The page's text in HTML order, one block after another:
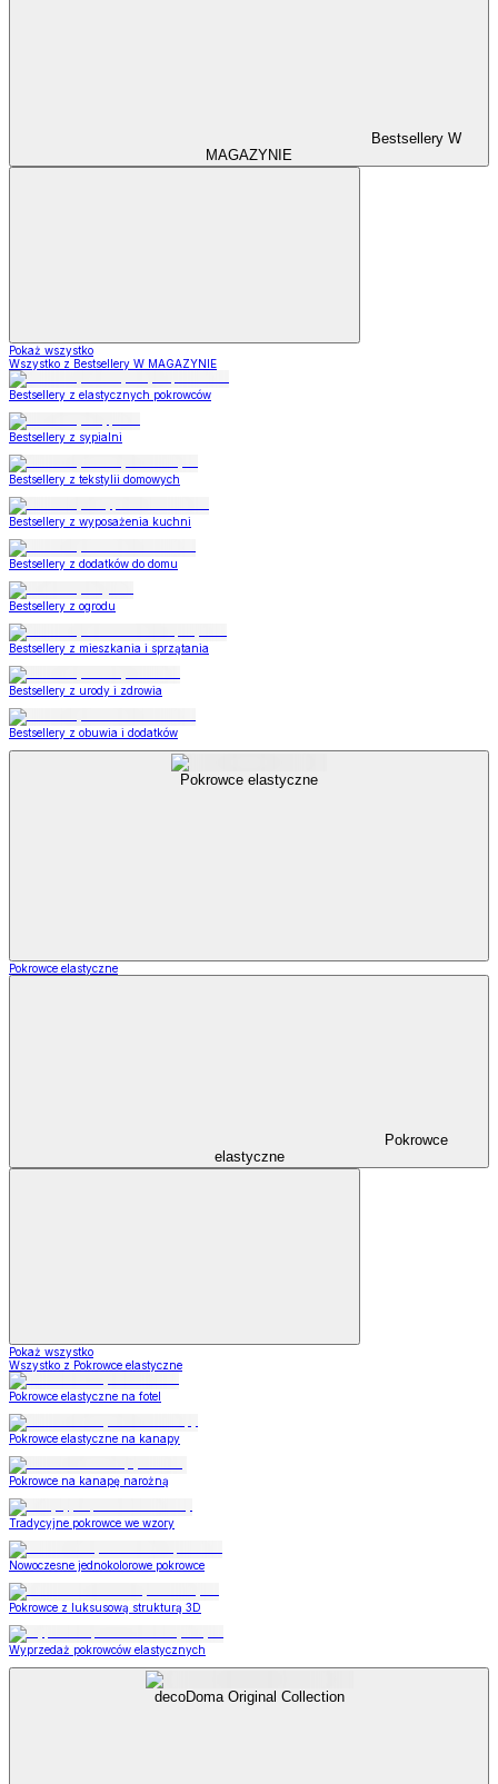
Bestsellery W
MAGAZYNIE
Pokaż wszystko
Wszystko z Bestsellery W MAGAZYNIE
Bestsellery z elastycznych pokrowców
Bestsellery z sypialni
Bestsellery z tekstylii domowych
Bestsellery z wyposażenia kuchni
Bestsellery z dodatków do domu
Bestsellery z ogrodu
Bestsellery z mieszkania i sprzątania
Bestsellery z urody i zdrowia
Bestsellery z obuwia i dodatków
Pokrowce elastyczne
Pokrowce elastyczne
Pokrowce
elastyczne
Pokaż wszystko
Wszystko z Pokrowce elastyczne
Pokrowce elastyczne na fotel
Pokrowce elastyczne na kanapy
Pokrowce na kanapę narożną
Tradycyjne pokrowce we wzory
Nowoczesne jednokolorowe pokrowce
Pokrowce z luksusową strukturą 3D
Wyprzedaż pokrowców elastycznych
decoDoma Original Collection